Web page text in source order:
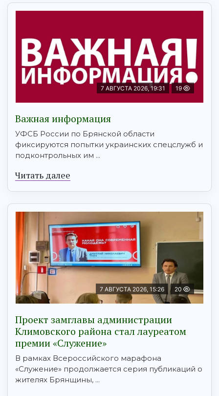
7 АВГУСТА 2026, 19:31 19
Важная информация
УФСБ России по Брянской области
фиксируются попытки украинских спецслужб и
подконтрольных им ...
Читать далее
7 АВГУСТА 2026, 15:26 20
Проект замглавы администрации
Климовского района стал лауреатом
премии «Служение»
В рамках Всероссийского марафона
«Служение» продолжается серия публикаций о
жителях Брянщины, ...